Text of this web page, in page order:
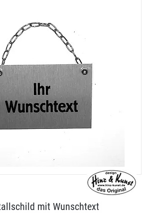
mit Wunschtext